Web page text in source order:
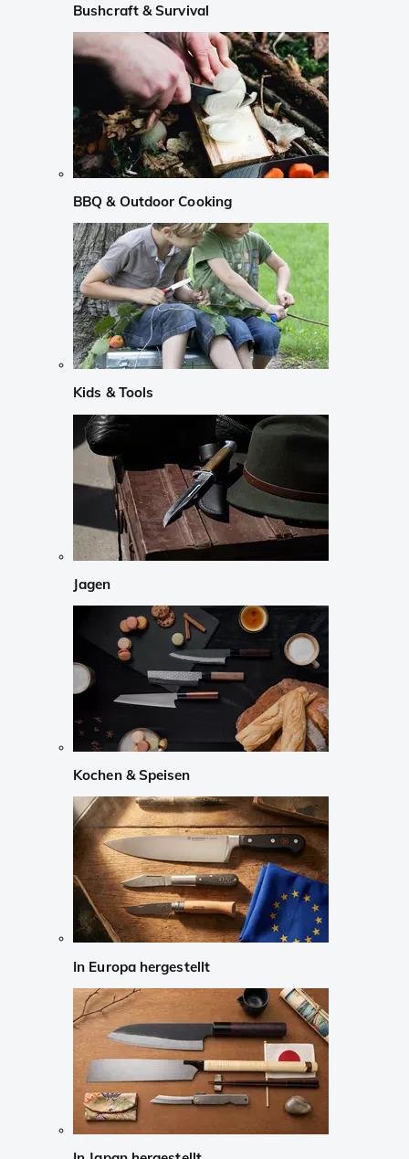
Bushcraft & Survival
BBQ & Outdoor Cooking
Kids & Tools
Jagen
Kochen & Speisen
In Europa hergestellt